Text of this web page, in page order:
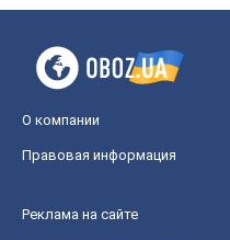
О компании
Правовая информация
Реклама на сайте